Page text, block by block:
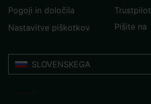
Pogoji in določila
Nastavitve piškotkov
Trustpilot
Pišite na
SLOVENSKEGA